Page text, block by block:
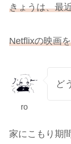
きょうは、最
Netflixの映画
ro
ど
家にこもり期